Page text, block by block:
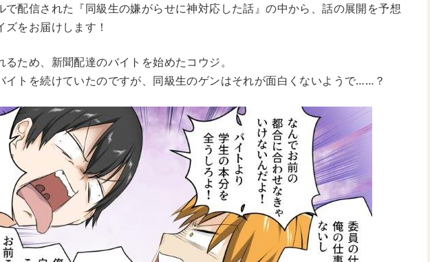
で配信された『同級生の嫌がらせに神対応した話』の中から、話の展開を予想
をお届けします！
ため、新聞配達のバイトを始めたコウジ。
イトを続けていたのですが、同級生のゲンはそれが面白くないようで……？